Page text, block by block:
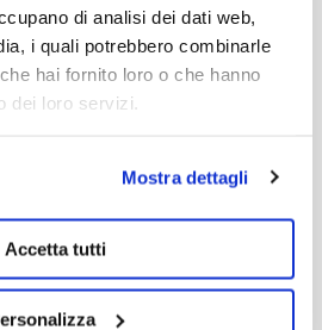
di analisi dei dati web,
i quali potrebbero combinarle
hai fornito loro o che hanno
dei loro servizi.
Mostra dettagli
Accetta tuttiSELF-TANNING CREAM IL SOLE